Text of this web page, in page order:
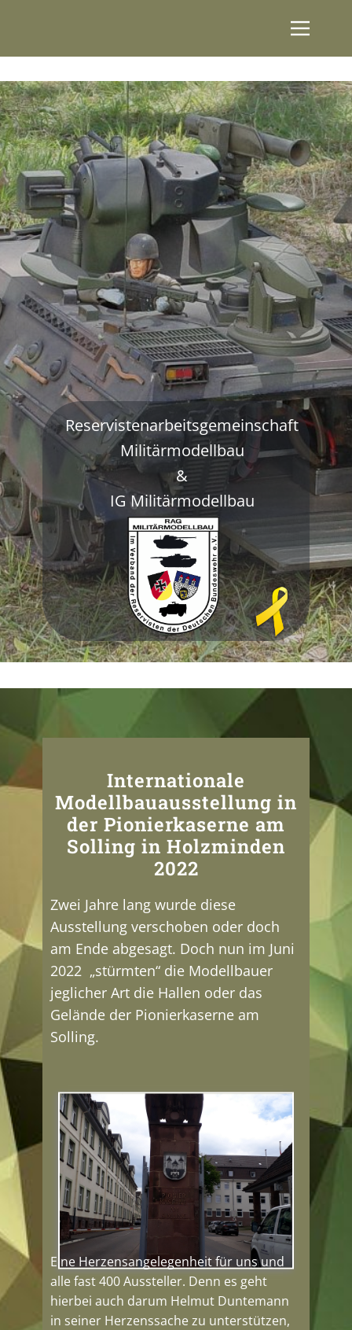
Reservistenarbeitsgemeinschaft
Militärmodellbau
&
IG Militärmodellbau
Internationale
Modellbauausstellung in
der Pionierkaserne am
Solling in Holzminden
2022
Zwei Jahre lang wurde diese
Ausstellung verschoben oder doch
am Ende abgesagt. Doch nun im Juni
2022 „stürmten“ die Modellbauer
jeglicher Art die Hallen oder das
Gelände der Pionierkaserne am
Solling.
Eine Herzensangelegenheit für uns und
alle fast 400 Aussteller. Denn es geht
hierbei auch darum Helmut Duntemann
in seiner Herzenssache zu unterstützen,